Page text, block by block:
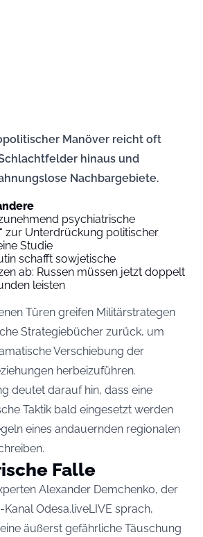
Manöver reicht oft
hinaus und
Nachbargebiete.
psychiatrische
zur Unterdrückung politischer
Studie
schafft sowjetische
ab: Russen müssen jetzt doppelt
leisten
Türen greifen Militärstrategen
Strategiebücher zurück, um
Verschiebung der
herbeizuführen.
deutet darauf hin, dass eine
Taktik bald eingesetzt werden
eines andauernden regionalen
Falle
Alexander Demchenko, der
Odesa.liveLIVE sprach,
äußerst gefährliche Täuschung